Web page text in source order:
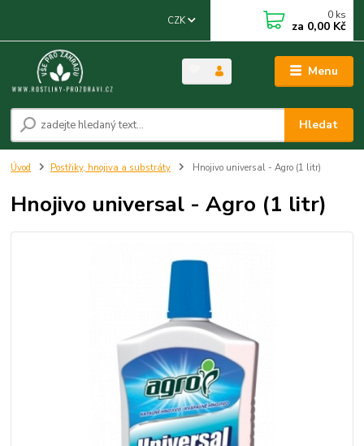
Menu
CZK
Hledat
0 ks
za 0,00 Kč
Úvod Postřiky, hnojiva a substráty Hnojivo universal - Agro (1 litr)
Hnojivo universal - Agro (1 litr)